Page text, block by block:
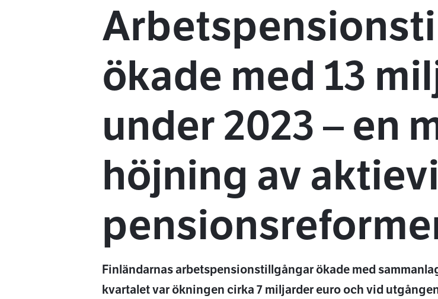
ökade med 13
under 2023 – en
höjning av
Finländarnas arbetspensionstillgångar ökade med
kvartalet var ökningen cirka 7 miljarder euro och vid